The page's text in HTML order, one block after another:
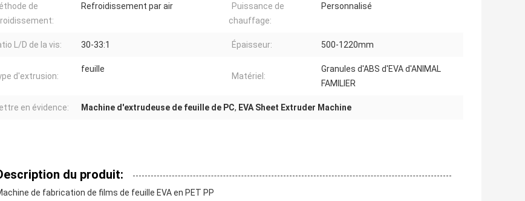
de
Refroidissement par air
Puissance de
chauffage:
Personnalisé
L/D de la vis: 30-33:1 Épaisseur: 500-1220mm
d'extrusion:
feuille
Matériel:
Granules d'ABS d'EVA d'ANIMAL
FAMILIER
en évidence: Machine d'extrudeuse de feuille de PC, EVA Sheet Extruder Machine
du produit:
de fabrication de films de feuille EVA en PET PP